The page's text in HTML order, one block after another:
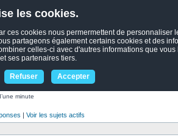
les cookies.
ces cookies nous permermettent de
partageons également certains cookies et des
celles-ci avec d'autres informations que
ses partenaires tiers.
Refuser Accepter
minute
| Voir les sujets actifs